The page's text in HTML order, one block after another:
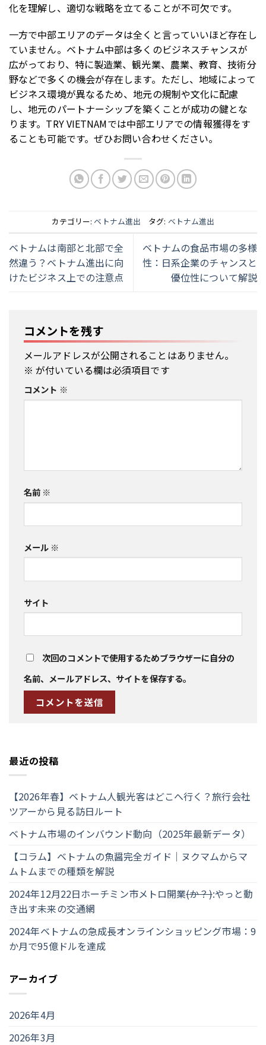
化を理解し、適切な戦略を立てることが不可欠です。
一方で中部エリアのデータは全くと言っていいほど存在し
ていません。ベトナム中部は多くのビジネスチャンスが
広がっており、特に製造業、観光業、農業、教育、技術分
野などで多くの機会が存在します。ただし、地域によって
ビジネス環境が異なるため、地元の規制や文化に配慮
し、地元のパートナーシップを築くことが成功の鍵とな
ります。TRY VIETNAMでは中部エリアでの情報獲得をす
ることも可能です。ぜひお問い合わせください。
カテゴリー: ベトナム進出 タグ: ベトナム進出
ベトナムは南部と北部で全
然違う？ベトナム進出に向
けたビジネス上での注意点
ベトナムの食品市場の多様
性：日系企業のチャンスと
優位性について解説
コメントを残す
メールアドレスが公開されることはありません。
※ が付いている欄は必須項目です
コメント ※
名前 ※
メール ※
サイト
次回のコメントで使用するためブラウザーに自分の
名前、メールアドレス、サイトを保存する。
最近の投稿
【2026年春】ベトナム人観光客はどこへ行く？旅行会社
ツアーから見る訪日ルート
ベトナム市場のインバウンド動向（2025年最新データ）
【コラム】ベトナムの魚醤完全ガイド｜ヌクマムからマ
ムトムまでの種類を解説
2024年12月22日ホーチミン市メトロ開業(か？):やっと動
き出す未来の交通網
2024年ベトナムの急成長オンラインショッピング市場：9
か月で95億ドルを達成
アーカイブ
2026年4月
2026年3月